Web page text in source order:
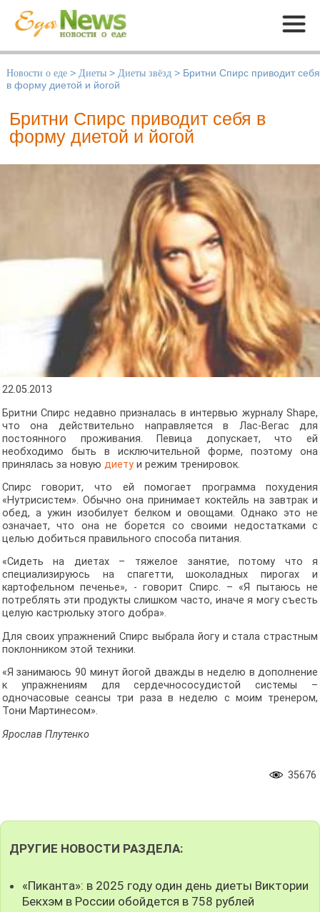
Меню
Новости о еде > Диеты > Диеты звёзд > Бритни Спирс приводит себя
в форму диетой и йогой
Бритни Спирс приводит себя в
форму диетой и йогой
22.05.2013
Бритни Спирс недавно призналась в интервью журналу Shape,
что она действительно направляется в Лас-Вегас для
постоянного проживания. Певица допускает, что ей
необходимо быть в исключительной форме, поэтому она
принялась за новую диетуи режим тренировок.
Спирс говорит, что ей помогает программа похудения
«Нутрисистем». Обычно она принимает коктейль на завтрак и
обед, а ужин изобилует белком и овощами. Однако это не
означает, что она не борется со своими недостатками с
целью добиться правильного способа питания.
«Сидеть на диетах – тяжелое занятие, потому что я
специализируюсь на спагетти, шоколадных пирогах и
картофельном печенье», - говорит Спирс. – «Я пытаюсь не
потреблять эти продукты слишком часто, иначе я могу съесть
целую кастрюльку этого добра».
Для своих упражнений Спирс выбрала йогу и стала страстным
поклонником этой техники.
«Я занимаюсь 90 минут йогой дважды в неделю в дополнение
к упражнениям для сердечнососудистой системы –
одночасовые сеансы три раза в неделю с моим тренером,
Тони Мартинесом».
Ярослав Плутенко
35676
ДРУГИЕ НОВОСТИ РАЗДЕЛА:
«Пиканта»: в 2025 году один день диеты Виктории
Бекхэм в России обойдется в 758 рублей